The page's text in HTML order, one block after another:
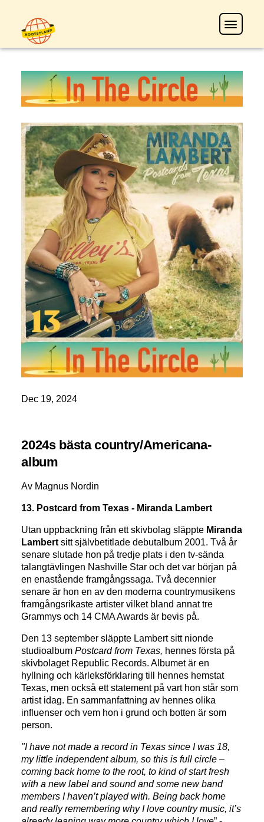
Dec 19, 2024
2024s bästa country/Americana-
album
Av Magnus Nordin
13. Postcard from Texas - Miranda Lambert
Utan uppbackning från ett skivbolag släppte Miranda
Lambert sitt självbetitlade debutalbum 2001. Två år
senare slutade hon på tredje plats i den tv-sända
talangtävlingen Nashville Star och det var början på
en enastående framgångssaga. Två decennier
senare är hon en av den moderna countrymusikens
framgångsrikaste artister vilket bland annat tre
Grammys och 14 CMA Awards är bevis på.
Den 13 september släppte Lambert sitt nionde
studioalbumPostcard from Texas, hennes första på
skivbolaget Republic Records. Albumet är en
hyllning och kärleksförklaring till hennes hemstat
Texas, men också ett statement på vart hon står som
artist idag. En sammanfattning av hennes olika
influenser och vem hon i grund och botten är som
person.
"I have not made a record in Texas since I was 18,
my little independent album, so this is full circle –
coming back home to the root, to kind of start fresh
with a new label and sound and some new band
members I haven’t played with. Being back home
and really remembering why I love country music, it’s